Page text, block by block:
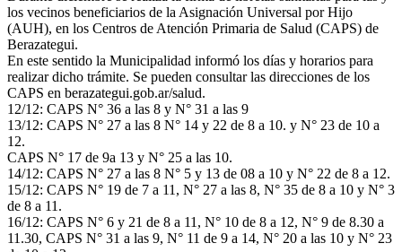
los vecinos beneficiarios de la Asignación Universal por Hijo
(AUH), en los Centros de Atención Primaria de Salud (CAPS) de
Berazategui.
En este sentido la Municipalidad informó los días y horarios para
realizar dicho trámite. Se pueden consultar las direcciones de los
CAPS en berazategui.gob.ar/salud.
12/12: CAPS N° 36 a las 8 y N° 31 a las 9
13/12: CAPS N° 27 a las 8 N° 14 y 22 de 8 a 10. y N° 23 de 10 a
12.
CAPS N° 17 de 9a 13 y N° 25 a las 10.
14/12: CAPS N° 27 a las 8 N° 5 y 13 de 08 a 10 y N° 22 de 8 a 12.
15/12: CAPS N° 19 de 7 a 11, N° 27 a las 8, N° 35 de 8 a 10 y N° 3
de 8 a 11.
16/12: CAPS N° 6 y 21 de 8 a 11, N° 10 de 8 a 12, N° 9 de 8.30 a
11.30, CAPS N° 31 a las 9, N° 11 de 9 a 14, N° 20 a las 10 y N° 23